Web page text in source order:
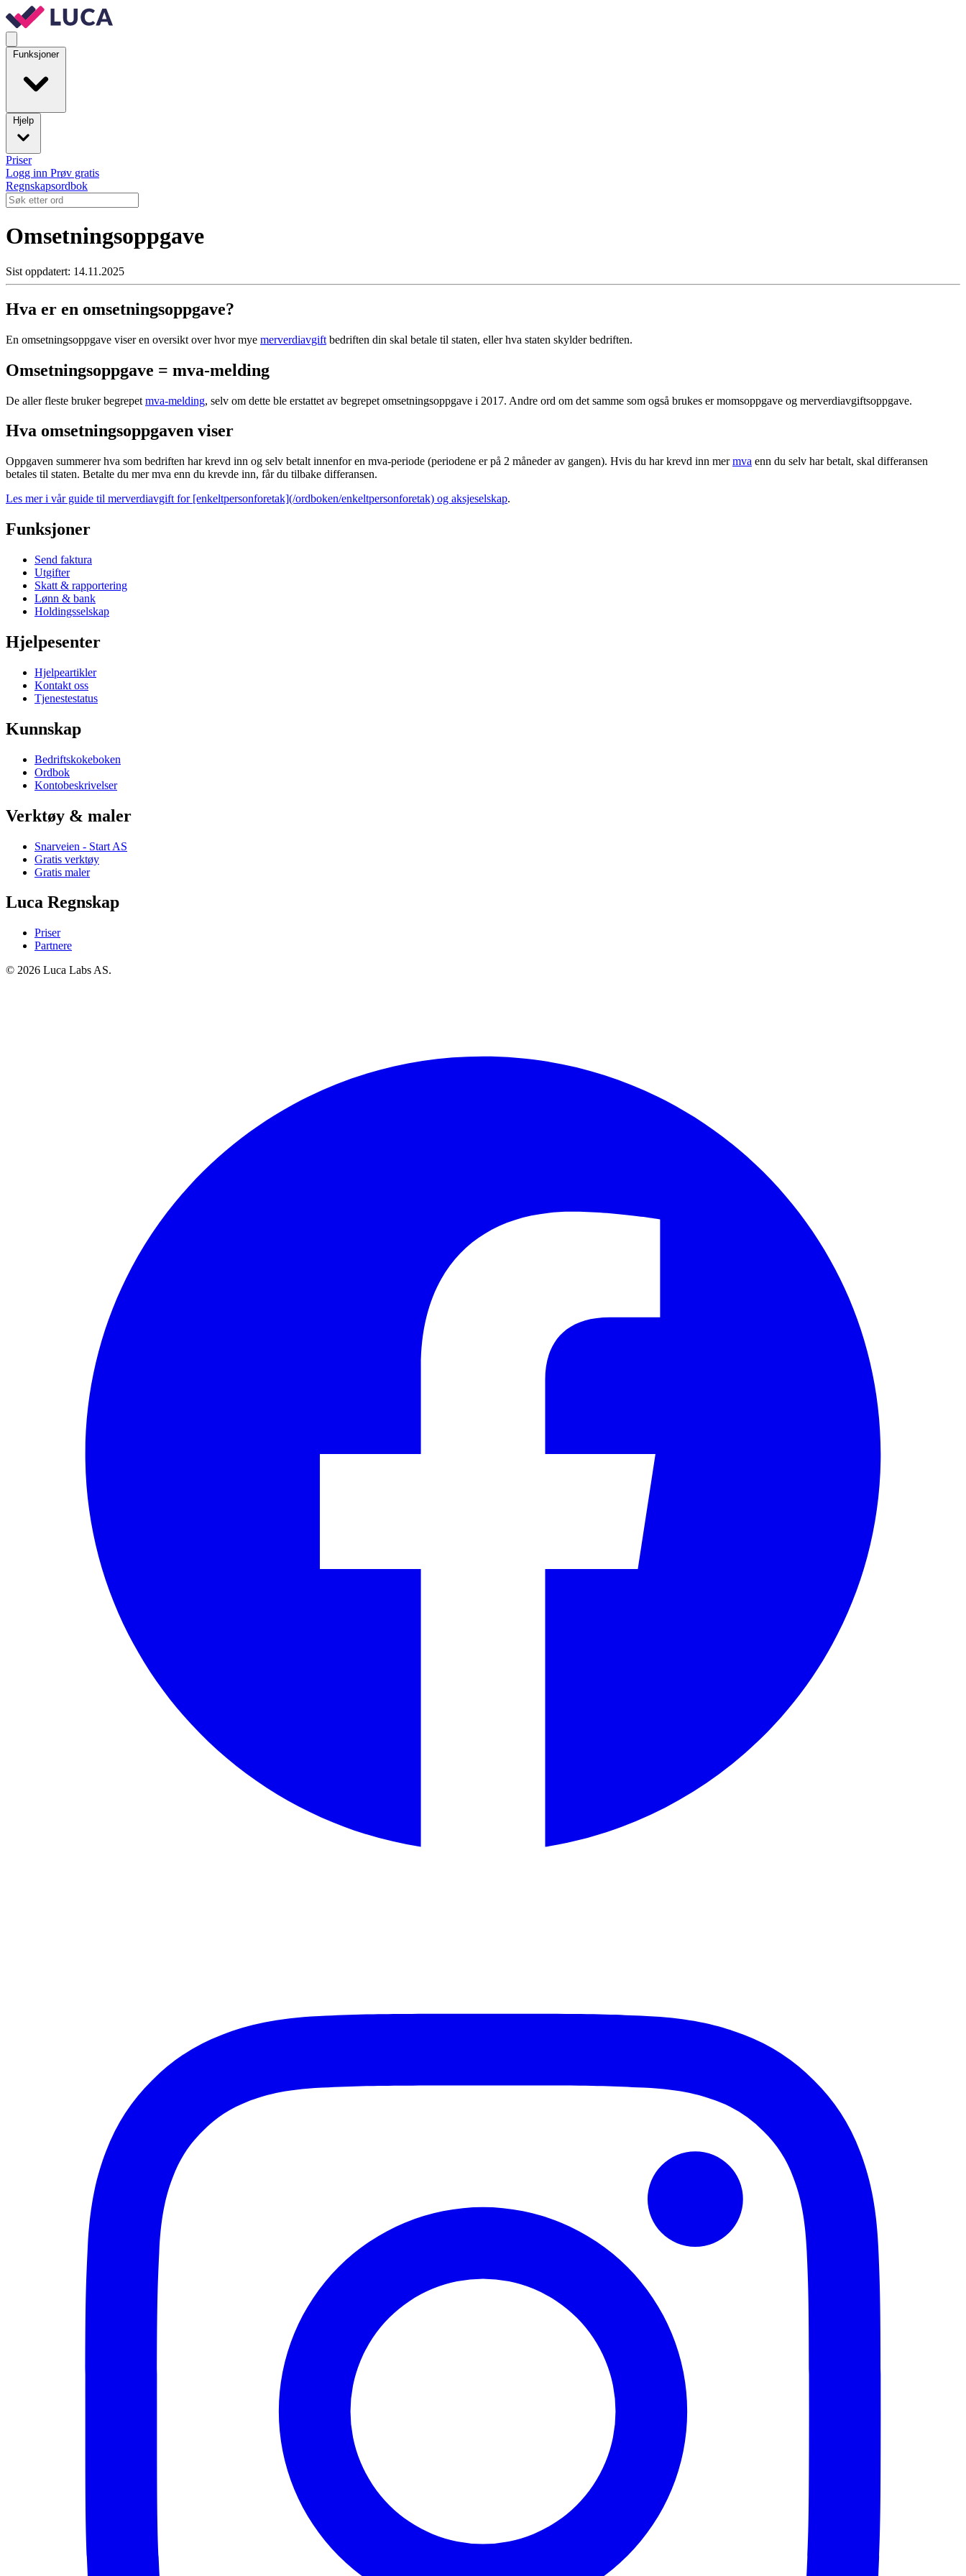
Funksjoner
Hjelp
Priser
Logg inn Prøv gratis
Regnskapsordbok
Omsetningsoppgave
Sist oppdatert: 14.11.2025
Hva er en omsetningsoppgave?
En omsetningsoppgave viser en oversikt over hvor mye merverdiavgift bedriften din skal betale til staten, eller hva staten skylder bedriften.
Omsetningsoppgave = mva-melding
De aller fleste bruker begrepet mva-melding, selv om dette ble erstattet av begrepet omsetningsoppgave i 2017. Andre ord om det samme som også brukes er momsoppgave og merverdiavgiftsoppgave.
Hva omsetningsoppgaven viser
Oppgaven summerer hva som bedriften har krevd inn og selv betalt innenfor en mva-periode (periodene er på 2 måneder av gangen). Hvis du har krevd inn mermva enn du selv har betalt, skal differansen
betales til staten. Betalte du mer mva enn du krevde inn, får du tilbake differansen.
Les mer i vår guide til merverdiavgift for [enkeltpersonforetak](/ordboken/enkeltpersonforetak) og aksjeselskap.
Funksjoner
Send faktura
Utgifter
Skatt & rapportering
Lønn & bank
Holdingsselskap
Hjelpesenter
Hjelpeartikler
Kontakt oss
Tjenestestatus
Kunnskap
Bedriftskokeboken
Ordbok
Kontobeskrivelser
Verktøy & maler
Snarveien - Start AS
Gratis verktøy
Gratis maler
Luca Regnskap
Priser
Partnere
© 2026 Luca Labs AS.